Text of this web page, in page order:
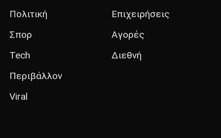
Πολιτική
Σπορ
Tech
Περιβάλλον
Viral
Επιχειρήσεις
Αγορές
Διεθνή